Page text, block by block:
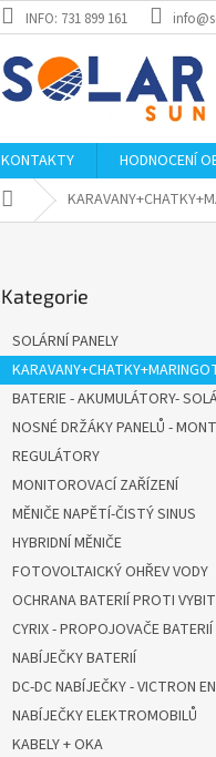
INFO: 731 899 161
KONTAKTY HODNOCENÍ
Domů
kategorie
Kategorie
SOLÁRNÍ PANELY
BATERIE - AKUMULÁTORY-
NOSNÉ DRŽÁKY PANELŮ -
REGULÁTORY
MONITOROVACÍ ZAŘÍZENÍ
MĚNIČE NAPĚTÍ-ČISTÝ SINUS
HYBRIDNÍ MĚNIČE
FOTOVOLTAICKÝ OHŘEV VODY
OCHRANA BATERIÍ PROTI
CYRIX - PROPOJOVAČE BATERIÍ
NABÍJEČKY BATERIÍ
DC-DC NABÍJEČKY - VICTRON
NABÍJEČKY ELEKTROMOBILŮ
KABELY + OKA